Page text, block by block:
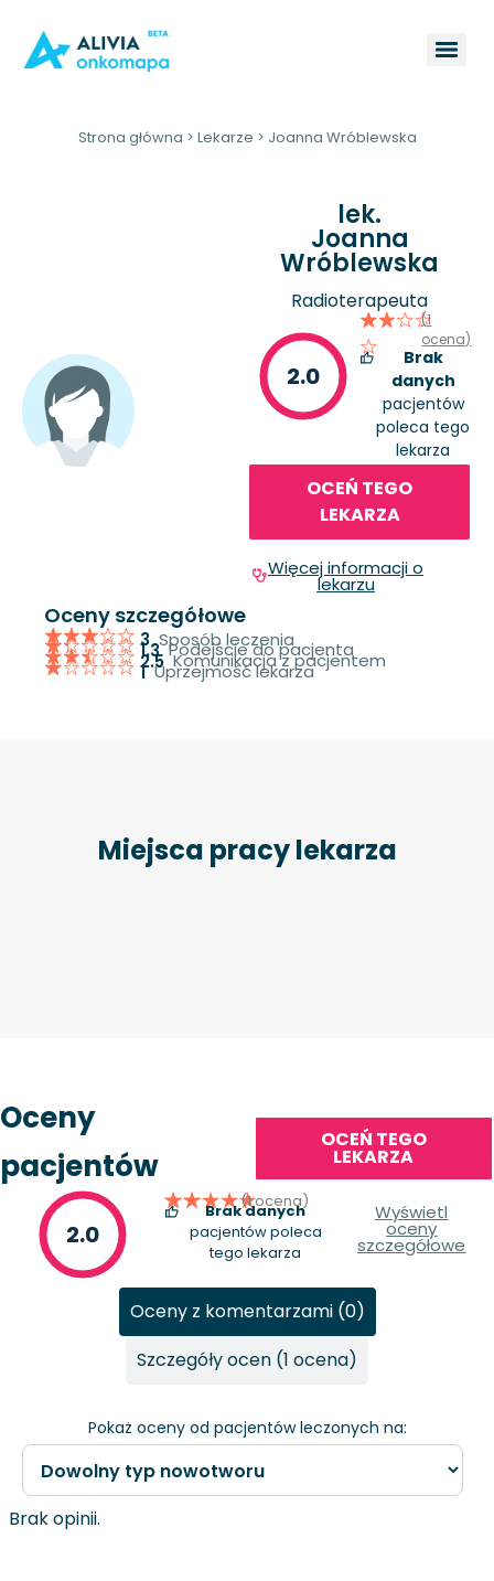
Strona główna > Lekarze > Joanna Wróblewska
lek.
Joanna
Wróblewska
Radioterapeuta
2.0
(1
ocena)
Brak
danych
pacjentów
poleca tego
lekarza
OCEŃ TEGO
LEKARZA
Więcej informacji o
lekarzu
Oceny szczegółowe
3 Sposób leczenia
1.3 Podejście do pacjenta
2.5 Komunikacja z pacjentem
1 Uprzejmość lekarza
Miejsca pracy lekarza
Oceny
pacjentów
OCEŃ TEGO
LEKARZA
2.0
(1 ocena)
Brak danych
pacjentów poleca
tego lekarza
Wyświetl
oceny
szczegółowe
Pokaż oceny od pacjentów leczonych na:
Oceny z komentarzami (0)
Szczegóły ocen (1 ocena)
Brak opinii.